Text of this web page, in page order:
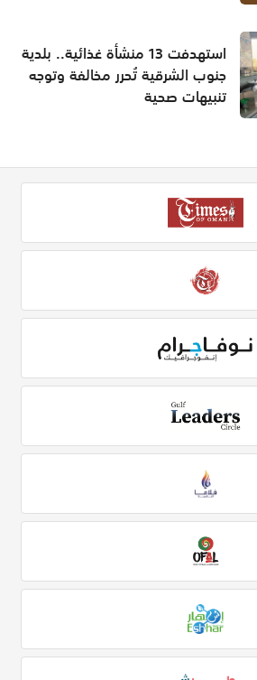
استهدفت 13 منشأة غذائية.. بلدية
جنوب الشرقية تُحرر مخالفة وتوجه
تنبيهات صحية